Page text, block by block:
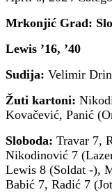
Mrkonjić Grad:
Lewis ’16, ’40
Sudija: Velimir
Žuti kartoni:
Kovačević, Panić
Sloboda: Travar 7,
Nikodinović 7
Lewis 8 (Soldat -),
Babić 7, Radić 7